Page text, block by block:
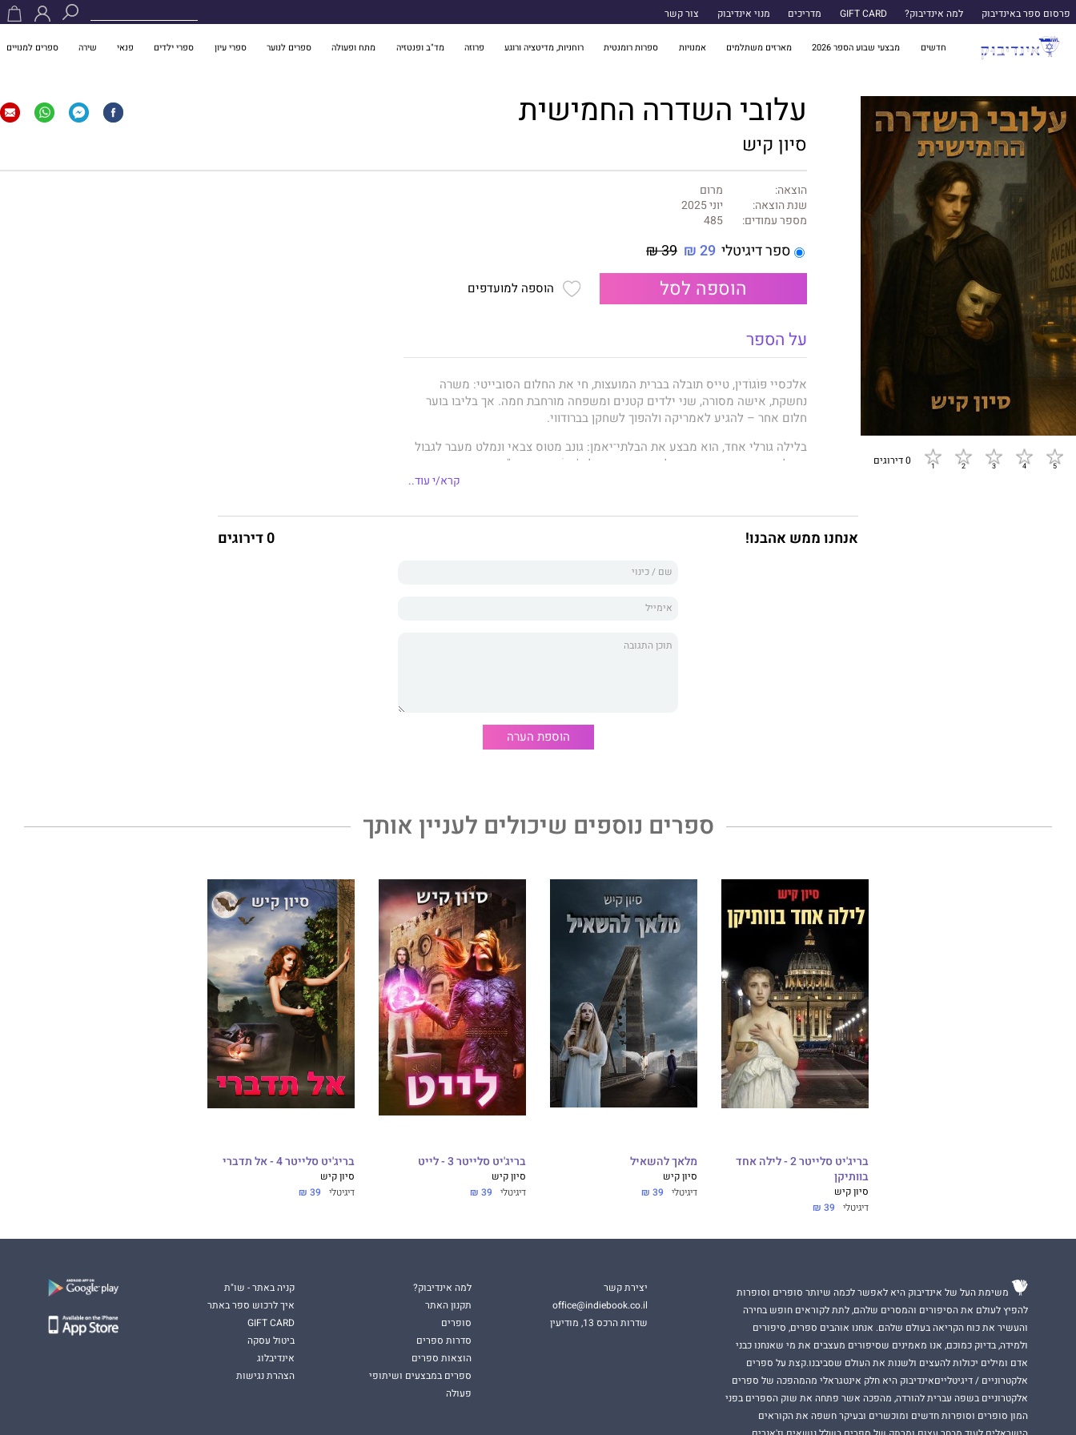
פרסום ספר באינדיבוק למה אינדיבוק? GIFT CARD מדריכים מנוי אינדיבוק צור קשר
חדשים מבצעי שבוע הספר 2026 מארזים משתלמים אמנויות ספרות רומנטית רוחניות, מדיטציה ורוגע פרוזה מד"ב ופנטזיה מתח ופעולה ספרים לנוער ספרי עיון ספרי ילדים פנאי שירה ספרים למנויים
0 דירוגים
עלובי השדרה החמישית
סיון קיש
הוצאה:
מרום
שנת הוצאה:
יוני 2025
מספר עמודים:
485
ספר דיגיטלי 29 ₪
39 ₪
הוספה לסל הוספה למועדפים
על הספר
אלכסיי פּוֹגוֹדין, טייס תובלה בברית המועצות, חי את החלום הסובייטי: משרה
נחשקת, אישה מסורה, שני ילדים קטנים ומשפחה מורחבת חמה. אך בליבו בוער
חלום אחר – להגיע לאמריקה ולהפוך לשחקן בברודווי.
בלילה גורלי אחד, הוא מבצע את הבלתי־יאמן: גונב מטוס צבאי ונמלט מעבר לגבול
הפולני, מותיר מאחוריו את כל אהוביו. קפטן לוּצֶ'נקוֹ, חוקר הקג"ב הקשוח, יוצא
בעקבותיו, נחוש בדעתו להחזירו – חי או מת. ובינתיים, אשתו, מריה אַנדרֵייבנָה,
להתמודד לבדה עם השלכות מעשיו ועם הצל האפל של הבגידה.
מעבר לאוקיינוס, אלכסיי, שהגיע לניו יורק, הופך לשחקן מפורסם ופוגש בברייטון,
קשוחים, תככים ואשליות. במקביל, ההצלחה גובה ממנו מחיר כבד, והוא מוצא את
בברודווי לבין רוחות הרפאים של חייו הקודמים. ככל שהוא מטפס גבוה יותר, הוא
את ז'אן ולז'אן ב"עלובי החיים", הגבולות בין הדמיון למציאות מיטשטשים – עד כדי
הוא סיפורם של האנשים השקופים החיים בשולי החברה,
של אלה שחיים במגדלי שן, ושל אלה שנאלצים לשלם מחיר כבד למען האהבה.
הקודמים קצרו תשבחות רבות והפכו לרבי־מכר.
קרא/י עוד..
אנחנו ממש אהבנו! 0 דירוגים
הוספת הערה
ספרים נוספים שיכולים לעניין אותך
בריג'יט סלייטר 2 - לילה אחד
בוותיקן
סיון קיש
דיגיטלי 39 ₪
מלאך להשאיל
סיון קיש
דיגיטלי 39 ₪
בריג'יט סלייטר 3 - לייט
סיון קיש
דיגיטלי 39 ₪
בריג'יט סלייטר 4 - אל תדברי
סיון קיש
דיגיטלי 39 ₪
משימת העל של אינדיבוק היא לאפשר לכמה שיותר סופרים וסופרות
להפיץ לעולם את הסיפורים והמסרים שלהם, לתת לקוראים חופש בחירה
והעשיר את כוח הקריאה בעולם שלהם. אנחנו אוהבים ספרים, סיפורים
ולמידה, בדיוק כמוכם, אנו מאמינים שסיפורים מעצבים את מי שאנחנו כבני
אדם ומילים יכולות להעצים ולשנות את העולם שסביבנו.קצת על ספרים
אלקטרוניים / דיגיטלייםאינדיבוק היא חלק אינטגראלי מהמהפכה של ספרים
אלקטרוניים בשפה עברית להורדה, מהפכה אשר פתחה את שוק הספרים בפני
המון סופרים וסופרות חדשים ומוכשרים ובעיקר חשפה את הקוראים
יצירת קשר
office@indiebook.co.il
שדרות הרכס 13, מודיעין
למה אינדיבוק?
תקנון האתר
סופרים
סדרות ספרים
הוצאות ספרים
ספרים במבצעים ושיתופי
פעולה
קניה באתר - שו"ת
איך לרכוש ספר באתר
GIFT CARD
ביטול עסקה
אינדיבלוג
הצהרת נגישות